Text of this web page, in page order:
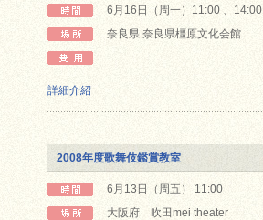
6月16日（周一）11:00 、14:00
奈良県 奈良県橿原文化会館
-
詳細介紹
2008年度歌舞伎鑑賞教室
6月13日（周五） 11:00
大阪府 吹田mei theater